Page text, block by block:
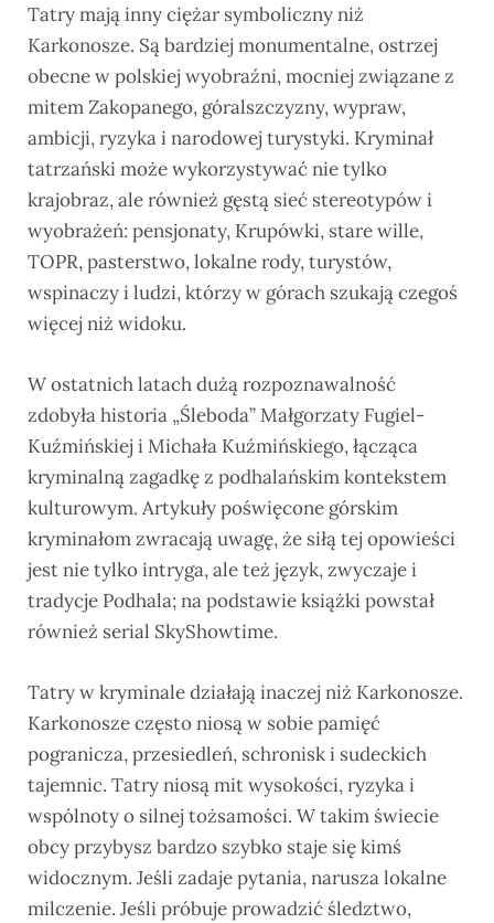
Tatry mają inny ciężar symboliczny niż
Karkonosze. Są bardziej monumentalne, ostrzej
obecne w polskiej wyobraźni, mocniej związane z
mitem Zakopanego, góralszczyzny, wypraw,
ambicji, ryzyka i narodowej turystyki. Kryminał
tatrzański może wykorzystywać nie tylko
krajobraz, ale również gęstą sieć stereotypów i
wyobrażeń: pensjonaty, Krupówki, stare wille,
TOPR, pasterstwo, lokalne rody, turystów,
wspinaczy i ludzi, którzy w górach szukają czegoś
więcej niż widoku.
W ostatnich latach dużą rozpoznawalność
zdobyła historia „Śleboda” Małgorzaty Fugiel-
Kuźmińskiej i Michała Kuźmińskiego, łącząca
kryminalną zagadkę z podhalańskim kontekstem
kulturowym. Artykuły poświęcone górskim
kryminałom zwracają uwagę, że siłą tej opowieści
jest nie tylko intryga, ale też język, zwyczaje i
tradycje Podhala; na podstawie książki powstał
również serial SkyShowtime.
Tatry w kryminale działają inaczej niż Karkonosze.
Karkonosze często niosą w sobie pamięć
pogranicza, przesiedleń, schronisk i sudeckich
tajemnic. Tatry niosą mit wysokości, ryzyka i
wspólnoty o silnej tożsamości. W takim świecie
obcy przybysz bardzo szybko staje się kimś
widocznym. Jeśli zadaje pytania, narusza lokalne
milczenie. Jeśli próbuje prowadzić śledztwo,